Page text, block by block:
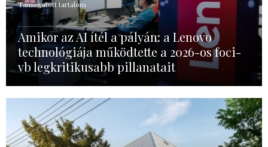
Támogatott tartalom
Amikor az AI ítél a pályán: a Lenovo
technológiája működtette a 2026-os foci-
vb legkritikusabb pillanatait